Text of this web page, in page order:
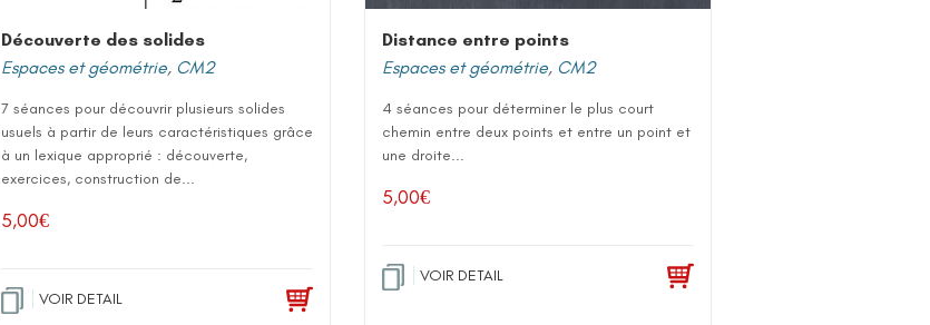
Découverte des solides
Espaces et géométrie, CM2
7 séances pour découvrir plusieurs solides
usuels à partir de leurs caractéristiques grâce
à un lexique approprié : découverte,
exercices, construction de...
5,00€
VOIR DETAIL
Distance entre points
Espaces et géométrie, CM2
4 séances pour déterminer le plus court
chemin entre deux points et entre un point et
une droite...
5,00€
VOIR DETAIL